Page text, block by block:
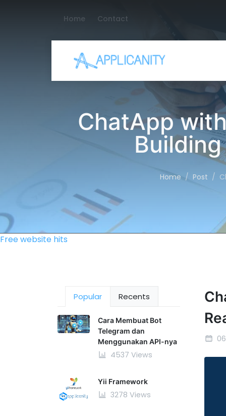
Home Contact
ChatApp
Home Post
Free website hits
Popular Recents
Cara Membuat Bot
Telegram dan
Menggunakan API-nya
4537 Views
Yii Framework
3278 Views